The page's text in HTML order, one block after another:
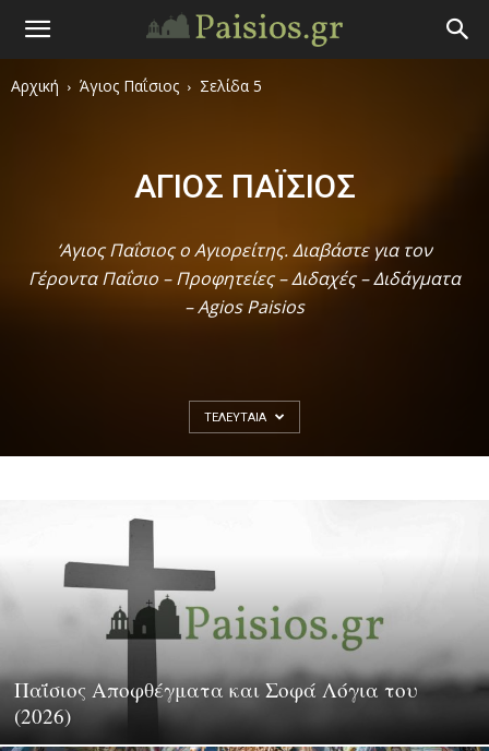
Άγιος
Γέροντας
Πάτερ
Αρχική Άγιος Παΐσιος Σελίδα 5
ΆΓΙΟΣ ΠΑΪ́ΣΙΟΣ
‘Αγιος Παΐσιος ο Αγιορείτης. Διαβάστε για τον
Γέροντα Παΐσιο – Προφητείες – Διδαχές – Διδάγματα
– Agios Paisios
ΤΕΛΕΥΤΑΊΑ
Παΐσιος Αποφθέγματα και Σοφά Λόγια του
(2026)